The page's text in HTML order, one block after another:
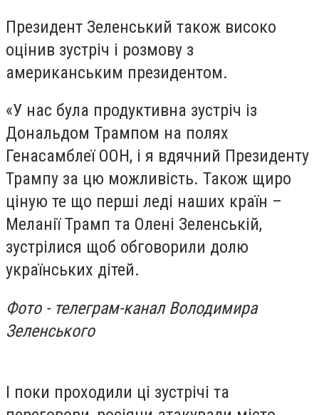
Президент Зеленський також високо
оцінив зустріч і розмову з
американським президентом.
«У нас була продуктивна зустріч із
Дональдом Трампом на полях
Генасамблеї ООН, і я вдячний Президенту
Трампу за цю можливість. Також щиро
ціную те що перші леді наших країн –
Меланії Трамп та Олені Зеленській,
зустрілися щоб обговорили долю
українських дітей.
Фото - телеграм-канал Володимира
Зеленського
І поки проходили ці зустрічі та